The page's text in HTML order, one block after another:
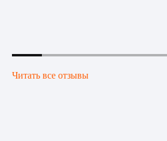
Читать все отзывы